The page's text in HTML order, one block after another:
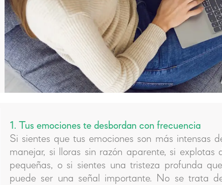
1. Tus emociones te desbordan con frecuencia
Si sientes que tus emociones son más intensas
manejar, si lloras sin razón aparente, si explotas
pequeñas, o si sientes una tristeza profunda
puede ser una señal importante. No se trata